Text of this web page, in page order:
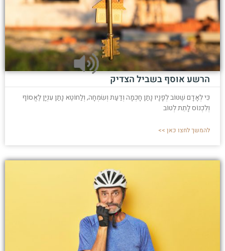
הרשע אוסף בשביל הצדיק
כִּי לְאָדָם שֶׁטּוֹב לְפָנָיו נָתַן חָכְמָה וְדַעַת וְשִׂמְחָה, וְלַחוֹטֶא נָתַן עִנְיָן לֶאֱסוֹף
וְלִכְנוֹס לָתֵת לְטוֹב
להמשך לחצו כאן >>